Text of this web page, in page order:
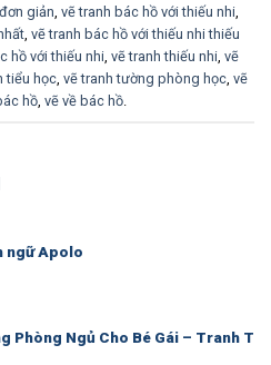
giản, vẽ tranh bác hồ với thiếu nhi,
, vẽ tranh bác hồ với thiếu nhi thiếu
hồ với thiếu nhi, vẽ tranh thiếu nhi, vẽ
tiểu học, vẽ tranh tường phòng học, vẽ
hồ, vẽ về bác hồ.
ngữ Apolo
Phòng Ngủ Cho Bé Gái – Tranh